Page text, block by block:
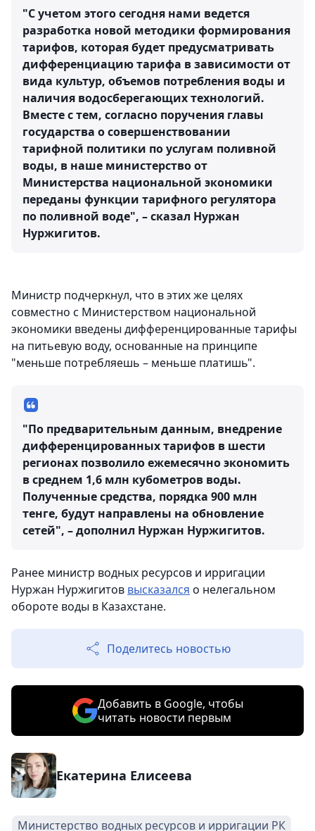
"С учетом этого сегодня нами ведется
разработка новой методики формирования
тарифов, которая будет предусматривать
дифференциацию тарифа в зависимости от
вида культур, объемов потребления воды и
наличия водосберегающих технологий.
Вместе с тем, согласно поручения главы
государства о совершенствовании
тарифной политики по услугам поливной
воды, в наше министерство от
Министерства национальной экономики
переданы функции тарифного регулятора
по поливной воде", – сказал Нуржан
Нуржигитов.
Министр подчеркнул, что в этих же целях
совместно с Министерством национальной
экономики введены дифференцированные тарифы
на питьевую воду, основанные на принципе
"меньше потребляешь – меньше платишь".
"По предварительным данным, внедрение
дифференцированных тарифов в шести
регионах позволило ежемесячно экономить
в среднем 1,6 млн кубометров воды.
Полученные средства, порядка 900 млн
тенге, будут направлены на обновление
сетей", – дополнил Нуржан Нуржигитов.
Ранее министр водных ресурсов и ирригации
Нуржан Нуржигитов высказался о нелегальном
обороте воды в Казахстане.
Поделитесь новостью
Добавить в Google, чтобы
читать новости первым
Екатерина Елисеева
Министерство водных ресурсов и ирригации РК